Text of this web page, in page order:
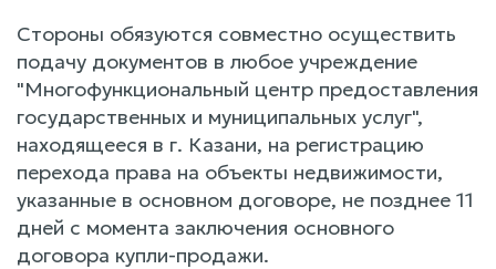
Стороны обязуются совместно осуществить
подачу документов в любое учреждение
"Многофункциональный центр предоставления
государственных и муниципальных услуг",
находящееся в г. Казани, на регистрацию
перехода права на объекты недвижимости,
указанные в основном договоре, не позднее 11
дней с момента заключения основного
договора купли-продажи.